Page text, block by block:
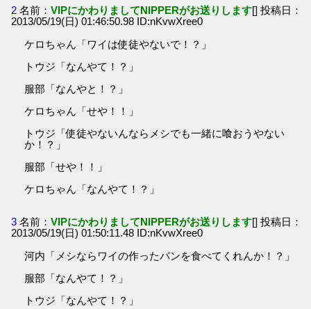
2 名前：VIPにかわりましてNIPPERがお送りします[] 投稿日：
2013/05/19(日) 01:46:50.98 ID:nKvwXree0
ケロちゃん「ワイは使徒やないで！？」
トウジ「なんやて！？」
服部「なんやと！？」
ケロちゃん「せや！！」
トウジ「使徒やないんならメシでも一緒に喰おうやない
か！？」
服部「せや！！」
ケロちゃん「なんやて！？」
3 名前：VIPにかわりましてNIPPERがお送りします[] 投稿日：
2013/05/19(日) 01:50:11.48 ID:nKvwXree0
河内「メシならワイの作ったパンを食べてくれんか！？」
服部「なんやて！？」
トウジ「なんやて！？」